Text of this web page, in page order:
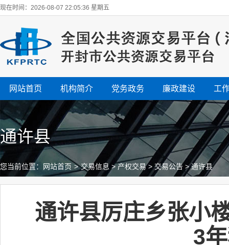
现在时间：2026-08-07 22:05:36 星期五
网站首页 机构简介 党务政务 廉政建设 工
通许县
您当前位置： 网站首页 > 交易信息 >产权交易>交易公告 >通许县
通许县厉庄乡张小
3